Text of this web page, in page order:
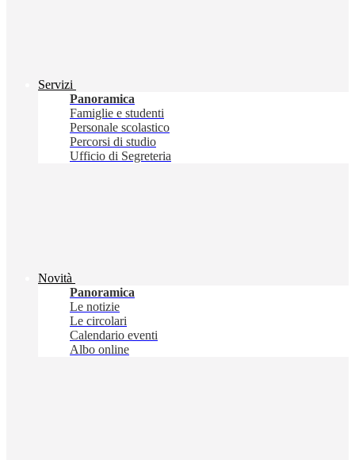
Servizi
Panoramica
Famiglie e studenti
Personale scolastico
Percorsi di studio
Ufficio di Segreteria
Novità
Panoramica
Le notizie
Le circolari
Calendario eventi
Albo online